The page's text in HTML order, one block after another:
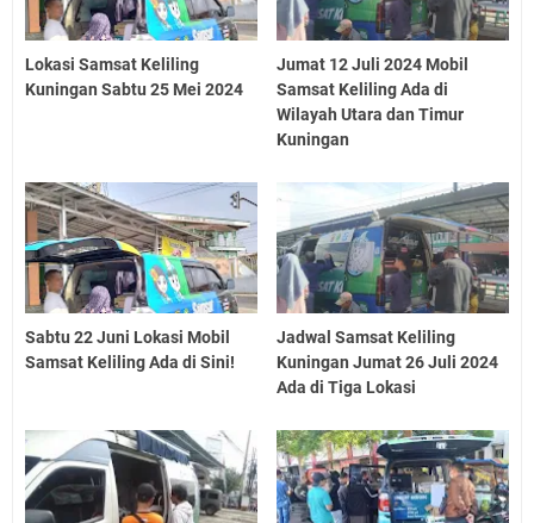
Lokasi Samsat Keliling
Kuningan Sabtu 25 Mei 2024
Jumat 12 Juli 2024 Mobil
Samsat Keliling Ada di
Wilayah Utara dan Timur
Kuningan
Sabtu 22 Juni Lokasi Mobil
Samsat Keliling Ada di Sini!
Jadwal Samsat Keliling
Kuningan Jumat 26 Juli 2024
Ada di Tiga Lokasi